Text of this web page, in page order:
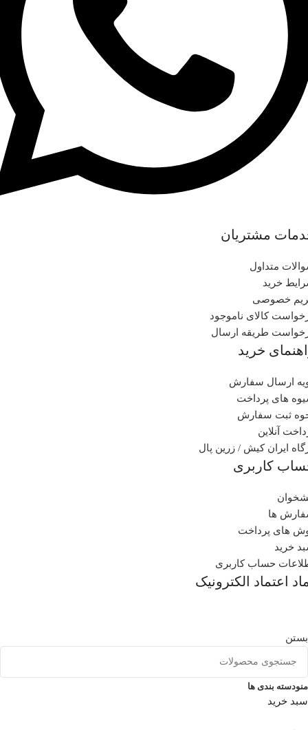
مشتریان
متداول
خرید
خصوصی
کالای ناموجود
طریقه ارسال
خرید
ارسال سفارش
های پرداخت
ثبت سفارش
آنلاین
ایران کیش / زرین پال
کاربری
ها
های پرداخت
خرید
حساب کاربری
اعتماد الکترونیک
بستن
منودسته بندی ها
سبد خرید